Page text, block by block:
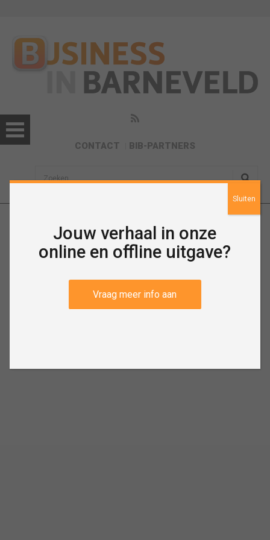
CONTACT BIB-PARTNERS
sisea.search
April 2022
Jouw verhaal in onze
online en offline uitgave?
Vraag meer info aan
Sluiten